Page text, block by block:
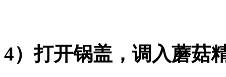
4）打开锅盖，调入蘑菇